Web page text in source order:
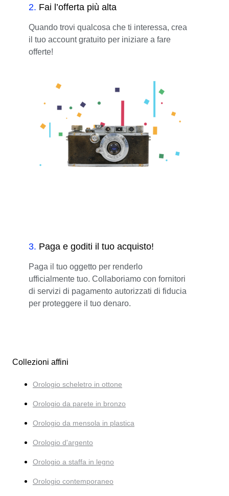
2. Fai l’offerta più alta
Quando trovi qualcosa che ti interessa, crea
il tuo account gratuito per iniziare a fare
offerte!
3. Paga e goditi il tuo acquisto!
Paga il tuo oggetto per renderlo
ufficialmente tuo. Collaboriamo con fornitori
di servizi di pagamento autorizzati di fiducia
per proteggere il tuo denaro.
Collezioni affini
Orologio scheletro in ottone
Orologio da parete in bronzo
Orologio da mensola in plastica
Orologio d'argento
Orologio a staffa in legno
Orologio contemporaneo